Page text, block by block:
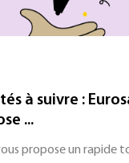
à suivre :
...
propose un rapide